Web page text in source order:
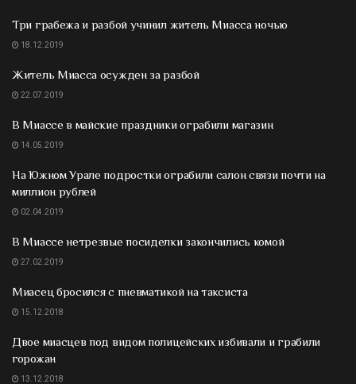
Три грабежа и разбой учинил житель Миасса ночью
18.12.2019
Житель Миасса осужден за разбой
22.07.2019
В Миассе в майские праздники ограбили магазин
14.05.2019
На Южном Урале подростки ограбили салон связи почти на
миллион рублей
02.04.2019
В Миассе нетрезвые посиделки закончились комой
27.02.2019
Миасец бросился с пневматикой на таксиста
15.12.2018
Двое миасцев под видом полицейских избивали и грабили
горожан
13.12.2018